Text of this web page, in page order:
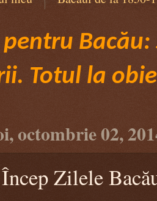
pentru
Totul la
octombrie 02,
Încep Zilele